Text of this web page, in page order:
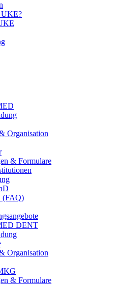
UKE?
Organisation
& Formulare
(FAQ)
DENT
Organisation
& Formulare